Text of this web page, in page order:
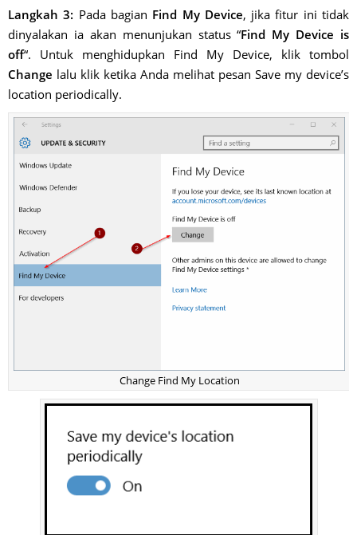
Langkah 3: Pada bagian Find My Device, jika fitur ini tidak
dinyalakan ia akan menunjukan status “Find My Device is
off“. Untuk menghidupkan Find My Device, klik tombol
Change lalu klik ketika Anda melihat pesan Save my device’s
location periodically.
Change Find My Location